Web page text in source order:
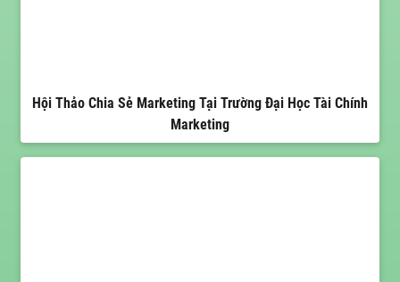
Hội Thảo Chia Sẻ Marketing Tại Trường Đại Học Tài Chính
Marketing